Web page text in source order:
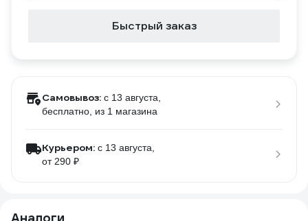
Быстрый заказ
Самовывоз: c 13 августа,
бесплатно , из 1 магазина
Курьером: c 13 августа,
от 290 ₽